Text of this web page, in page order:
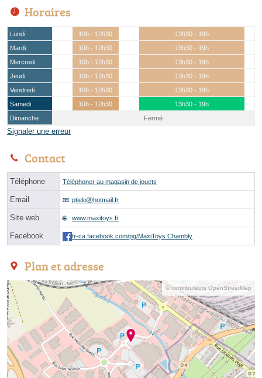
Horaires
Lundi 10h - 12h30
13h30 - 19h
Mardi
10h - 12h30
13h30 - 19h
Mercredi
10h - 12h30
13h30 - 19h
Jeudi
10h - 12h30
13h30 - 19h
Vendredi
10h - 12h30
13h30 - 19h
Samedi
10h - 12h30
13h30 - 19h
Dimanche
Fermé
Signaler une erreur
Contact
Téléphone Téléphoner au magasin de jouets
Email ptieloⓐhotmail.fr
Site web www.maxitoys.fr
Facebook fr-ca.facebook.com/pg/MaxiToys.Chambly
Plan et adresse
© contributeurs OpenStreetMap